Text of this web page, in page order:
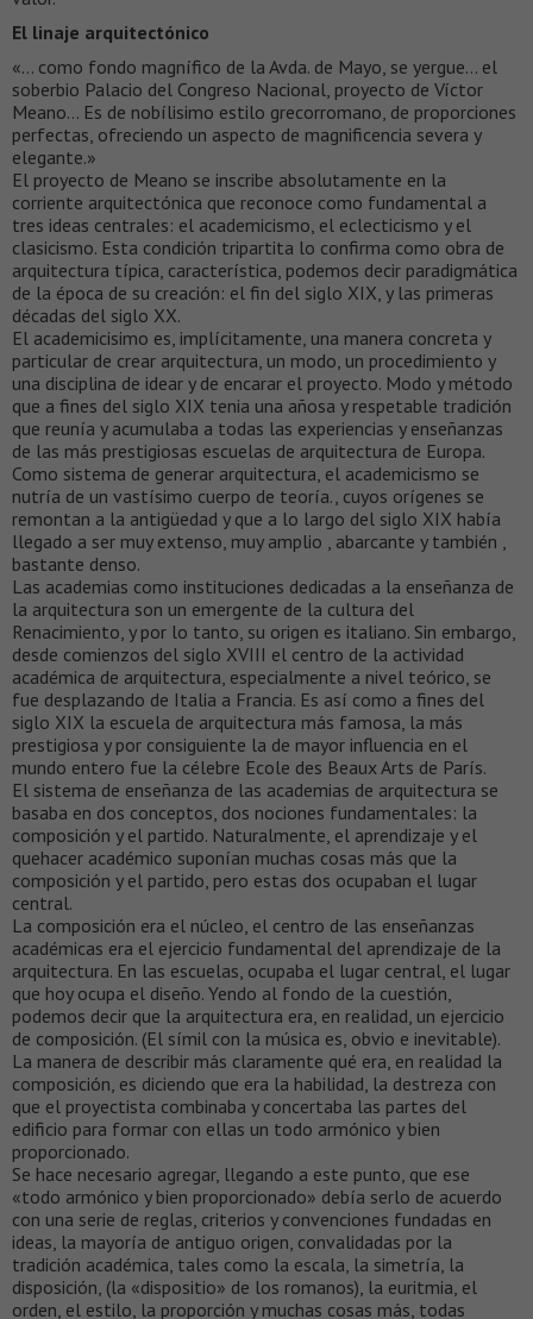
El linaje arquitectónico
«… como fondo magnífico de la Avda. de Mayo, se yergue… el
soberbio Palacio del Congreso Nacional, proyecto de Víctor
Meano… Es de nobílisimo estilo grecorromano, de proporciones
perfectas, ofreciendo un aspecto de magnificencia severa y
elegante.»
El proyecto de Meano se inscribe absolutamente en la
corriente arquitectónica que reconoce como fundamental a
tres ideas centrales: el academicismo, el eclecticismo y el
clasicismo. Esta condición tripartita lo confirma como obra de
arquitectura típica, característica, podemos decir paradigmática
de la época de su creación: el fin del siglo XIX, y las primeras
décadas del siglo XX.
El academicisimo es, implícitamente, una manera concreta y
particular de crear arquitectura, un modo, un procedimiento y
una disciplina de idear y de encarar el proyecto. Modo y método
que a fines del siglo XIX tenia una añosa y respetable tradición
que reunía y acumulaba a todas las experiencias y enseñanzas
de las más prestigiosas escuelas de arquitectura de Europa.
Como sistema de generar arquitectura, el academicismo se
nutría de un vastísimo cuerpo de teoría., cuyos orígenes se
remontan a la antigüedad y que a lo largo del siglo XIX había
llegado a ser muy extenso, muy amplio , abarcante y también ,
bastante denso.
Las academias como instituciones dedicadas a la enseñanza de
la arquitectura son un emergente de la cultura del
Renacimiento, y por lo tanto, su origen es italiano. Sin embargo,
desde comienzos del siglo XVIII el centro de la actividad
académica de arquitectura, especialmente a nivel teórico, se
fue desplazando de Italia a Francia. Es así como a fines del
siglo XIX la escuela de arquitectura más famosa, la más
prestigiosa y por consiguiente la de mayor influencia en el
mundo entero fue la célebre Ecole des Beaux Arts de París.
El sistema de enseñanza de las academias de arquitectura se
basaba en dos conceptos, dos nociones fundamentales: la
composición y el partido. Naturalmente, el aprendizaje y el
quehacer académico suponían muchas cosas más que la
composición y el partido, pero estas dos ocupaban el lugar
central.
La composición era el núcleo, el centro de las enseñanzas
académicas era el ejercicio fundamental del aprendizaje de la
arquitectura. En las escuelas, ocupaba el lugar central, el lugar
que hoy ocupa el diseño. Yendo al fondo de la cuestión,
podemos decir que la arquitectura era, en realidad, un ejercicio
de composición. (El símil con la música es, obvio e inevitable).
La manera de describir más claramente qué era, en realidad la
composición, es diciendo que era la habilidad, la destreza con
que el proyectista combinaba y concertaba las partes del
edificio para formar con ellas un todo armónico y bien
proporcionado.
Se hace necesario agregar, llegando a este punto, que ese
«todo armónico y bien proporcionado» debía serlo de acuerdo
con una serie de reglas, criterios y convenciones fundadas en
ideas, la mayoría de antiguo origen, convalidadas por la
tradición académica, tales como la escala, la simetría, la
disposición, (la «dispositio» de los romanos), la euritmia, el
orden, el estilo, la proporción y muchas cosas más, todas